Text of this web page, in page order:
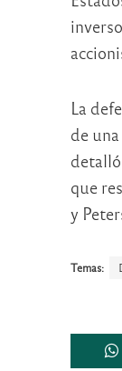
La
de
que
y
Temas: